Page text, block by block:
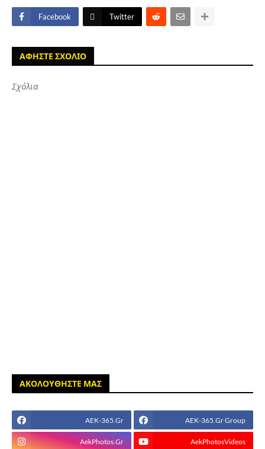
Facebook Twitter
ΑΦΗΣΤΕ ΣΧΟΛΙΟ
Σχόλια
ΑΚΟΛΟΥΘΗΣΤΕ ΜΑΣ
AEK-365.Gr AEK-365.Gr Group
AekPhotos.Gr AekPhotosVideos